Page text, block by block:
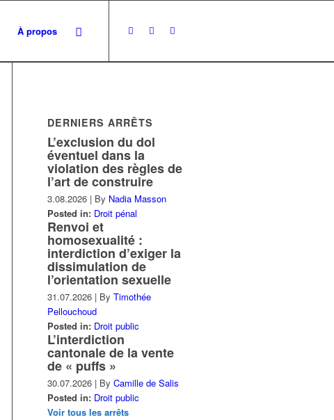
À propos
DERNIERS ARRÊTS
L’exclusion du dol
éventuel dans la
violation des règles de
l’art de construire
3.08.2026 | By Nadia Masson
Posted in: Droit pénal
Renvoi et
homosexualité :
interdiction d’exiger la
dissimulation de
l’orientation sexuelle
31.07.2026 | ByTimothée
Pellouchoud
Posted in: Droit public
L’interdiction
cantonale de la vente
de « puffs »
30.07.2026 | ByCamille de Salis
Posted in: Droit public
Voir tous les arrêts